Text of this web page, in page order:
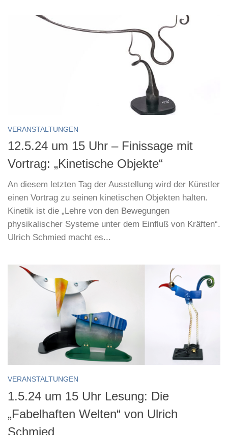
VERANSTALTUNGEN
12.5.24 um 15 Uhr – Finissage mit
Vortrag: „Kinetische Objekte“
An diesem letzten Tag der Ausstellung wird der Künstler
einen Vortrag zu seinen kinetischen Objekten halten.
Kinetik ist die „Lehre von den Bewegungen
physikalischer Systeme unter dem Einfluß von Kräften“.
Ulrich Schmied macht es...
VERANSTALTUNGEN
1.5.24 um 15 Uhr Lesung: Die
„Fabelhaften Welten“ von Ulrich
Schmied